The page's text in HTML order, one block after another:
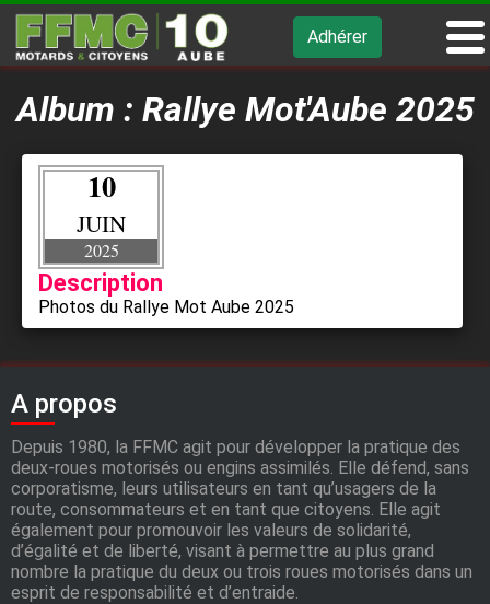
Adhérer
Album : Rallye Mot'Aube 2025
10
JUIN
2025
Description
Photos du Rallye Mot Aube 2025
A propos
Depuis 1980, la FFMC agit pour développer la pratique des
deux-roues motorisés ou engins assimilés. Elle défend, sans
corporatisme, leurs utilisateurs en tant qu’usagers de la
route, consommateurs et en tant que citoyens. Elle agit
également pour promouvoir les valeurs de solidarité,
d’égalité et de liberté, visant à permettre au plus grand
nombre la pratique du deux ou trois roues motorisés dans un
esprit de responsabilité et d’entraide.